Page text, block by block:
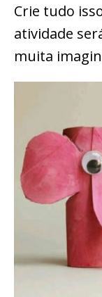
Crie tudo
atividade
muita